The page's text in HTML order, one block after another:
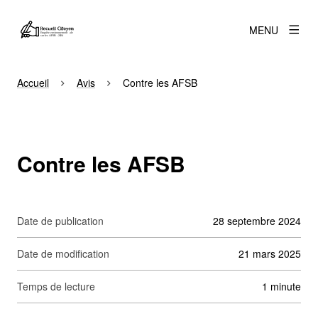
MENU
Accueil Avis Contre les AFSB
Contre les AFSB
Date de publication 28 septembre 2024
Date de modification 21 mars 2025
Temps de lecture 1 minute